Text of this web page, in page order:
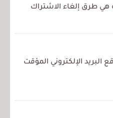
هي طرق إلغاء الاشتراك
10 مواقع البريد الإلكتروني المؤقت